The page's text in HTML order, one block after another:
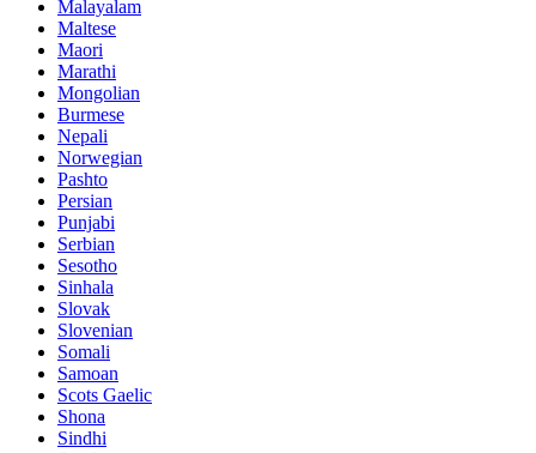
Malayalam
Maltese
Maori
Marathi
Mongolian
Burmese
Nepali
Norwegian
Pashto
Persian
Punjabi
Serbian
Sesotho
Sinhala
Slovak
Slovenian
Somali
Samoan
Scots Gaelic
Shona
Sindhi